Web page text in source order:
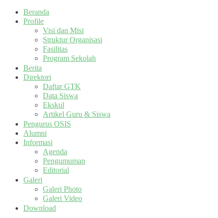
Beranda
Profile
Visi dan Misi
Struktur Organisasi
Fasilitas
Program Sekolah
Berita
Direktori
Daftar GTK
Data Siswa
Ekskul
Artikel Guru & Siswa
Pengurus OSIS
Alumni
Informasi
Agenda
Pengumuman
Editorial
Galeri
Galeri Photo
Galeri Video
Download